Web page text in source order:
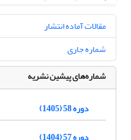
مقالات آماده انتشار
شماره جاری
شماره‌های پیشین نشریه
دوره 58 (1405)